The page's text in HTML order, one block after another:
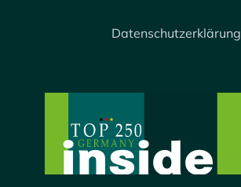
Datenschutzerklärung